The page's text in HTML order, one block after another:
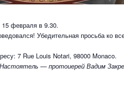
февраля в 9.30.
Убедительная просьба ко
7 Rue Louis Notari, 98000 Monaco.
— протоиерей Вадим